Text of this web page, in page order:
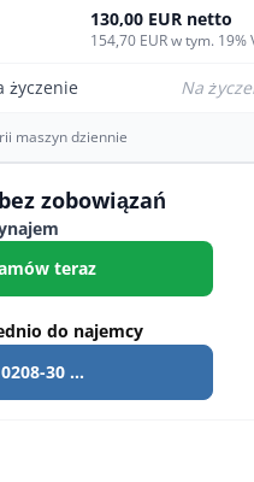
130,00 EUR netto
154,70 EUR w tym. 19%
życzenie Na
maszyn dziennie
zobowiązań
teraz
do najemcy
0208-30 ...